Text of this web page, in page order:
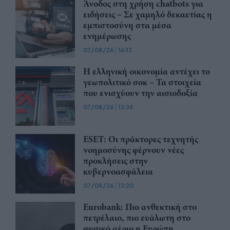
Άνοδος στη χρήση chatbots για
ειδήσεις – Σε χαμηλό δεκαετίας η
εμπιστοσύνη στα μέσα
ενημέρωσης
07/08/26 | 16:13
Η ελληνική οικονομία αντέχει το
γεωπολιτικό σοκ – Τα στοιχεία
που ενισχύουν την αισιοδοξία
07/08/26 | 13:38
ESET: Οι πράκτορες τεχνητής
νοημοσύνης φέρνουν νέες
προκλήσεις στην
κυβερνοασφάλεια
07/08/26 | 13:20
Eurobank: Πιο ανθεκτική στο
πετρέλαιο, πιο ευάλωτη στο